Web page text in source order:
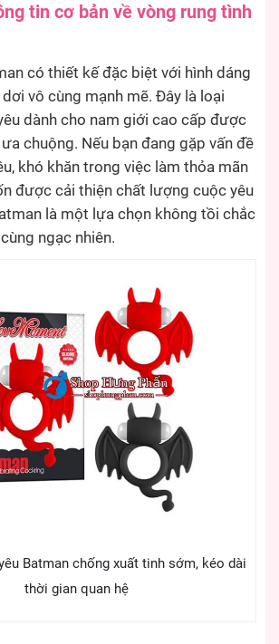
tin cơ bản về vòng rung tình
có thiết kế đặc biệt với hình dáng
vô cùng mạnh mẽ. Đây là loại
dành cho nam giới cao cấp được
chuộng. Nếu bạn đang gặp vấn đề
khó khăn trong việc làm thỏa mãn
được cải thiện chất lượng cuộc yêu
là một lựa chọn không tồi chắc
ngạc nhiên.
Batman chống xuất tinh sớm, kéo dài
thời gian quan hệ